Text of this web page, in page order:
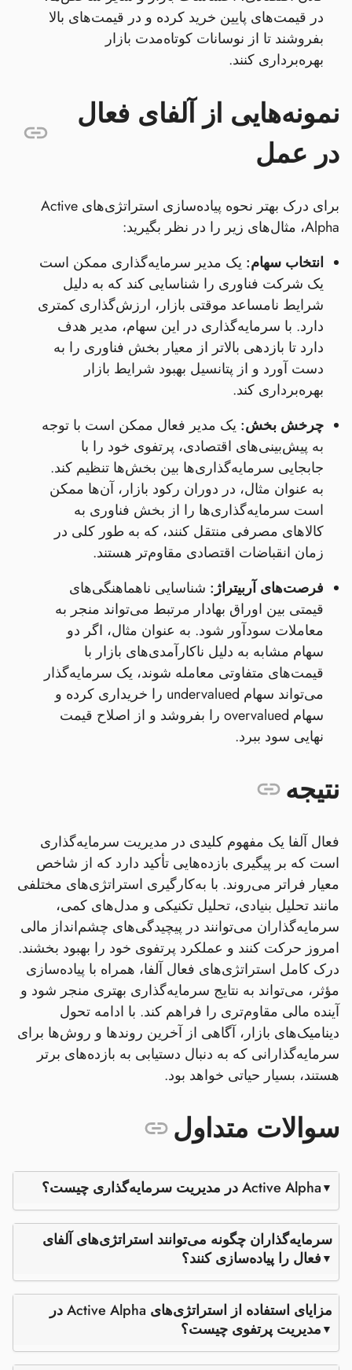
در قیمت‌های پایین خرید کرده و در قیمت‌های بالا
بفروشند تا از نوسانات کوتاه‌مدت بازار
بهره‌برداری کنند.
نمونه‌هایی از آلفای فعال
در عمل
برای درک بهتر نحوه پیاده‌سازی استراتژی‌های Active
Alpha، مثال‌های زیر را در نظر بگیرید:
انتخاب سهام: یک مدیر سرمایه‌گذاری ممکن است
یک شرکت فناوری را شناسایی کند که به دلیل
شرایط نامساعد موقتی بازار، ارزش‌گذاری کمتری
دارد. با سرمایه‌گذاری در این سهام، مدیر هدف
دارد تا بازدهی بالاتر از معیار بخش فناوری را به
دست آورد و از پتانسیل بهبود شرایط بازار
بهره‌برداری کند.
چرخش بخش: یک مدیر فعال ممکن است با توجه
به پیش‌بینی‌های اقتصادی، پرتفوی خود را با
جابجایی سرمایه‌گذاری‌ها بین بخش‌ها تنظیم کند.
به عنوان مثال، در دوران رکود بازار، آن‌ها ممکن
است سرمایه‌گذاری‌ها را از بخش فناوری به
کالاهای مصرفی منتقل کنند، که به طور کلی در
زمان انقباضات اقتصادی مقاوم‌تر هستند.
فرصت‌های آربیتراژ: شناسایی ناهماهنگی‌های
قیمتی بین اوراق بهادار مرتبط می‌تواند منجر به
معاملات سودآور شود. به عنوان مثال، اگر دو
سهام مشابه به دلیل ناکارآمدی‌های بازار با
قیمت‌های متفاوتی معامله شوند، یک سرمایه‌گذار
می‌تواند سهام undervalued را خریداری کرده و
سهام overvalued را بفروشد و از اصلاح قیمت
نهایی سود ببرد.
نتیجه
فعال آلفا یک مفهوم کلیدی در مدیریت سرمایه‌گذاری
است که بر پیگیری بازده‌هایی تأکید دارد که از شاخص
معیار فراتر می‌روند. با به‌کارگیری استراتژی‌های مختلفی
مانند تحلیل بنیادی، تحلیل تکنیکی و مدل‌های کمی،
سرمایه‌گذاران می‌توانند در پیچیدگی‌های چشم‌انداز مالی
امروز حرکت کنند و عملکرد پرتفوی خود را بهبود بخشند.
درک کامل استراتژی‌های فعال آلفا، همراه با پیاده‌سازی
مؤثر، می‌تواند به نتایج سرمایه‌گذاری بهتری منجر شود و
آینده مالی مقاوم‌تری را فراهم کند. با ادامه تحول
دینامیک‌های بازار، آگاهی از آخرین روندها و روش‌ها برای
سرمایه‌گذارانی که به دنبال دستیابی به بازده‌های برتر
هستند، بسیار حیاتی خواهد بود.
سوالات متداول
Active Alpha در مدیریت سرمایه‌گذاری چیست؟
سرمایه‌گذاران چگونه می‌توانند استراتژی‌های آلفای
فعال را پیاده‌سازی کنند؟
مزایای استفاده از استراتژی‌های Active Alpha در
مدیریت پرتفوی چیست؟